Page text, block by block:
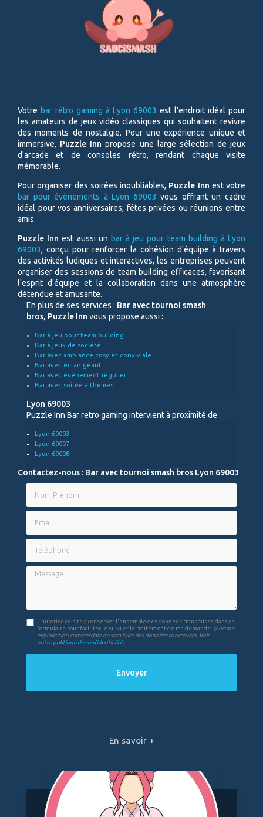
Votre bar rétro gaming à Lyon 69003 est l'endroit idéal pour
les amateurs de jeux vidéo classiques qui souhaitent revivre
des moments de nostalgie. Pour une expérience unique et
immersive, Puzzle Innpropose une large sélection de jeux
d'arcade et de consoles rétro, rendant chaque visite
mémorable.
Pour organiser des soirées inoubliables, Puzzle Inn est votre
bar pour évènements àLyon 69003 vous offrant un cadre
idéal pour vos anniversaires, fêtes privées ou réunions entre
amis.
Puzzle Innest aussi un bar à jeu pour team building à Lyon
69003, conçu pour renforcer la cohésion d'équipe à travers
des activités ludiques et interactives, les entreprises peuvent
organiser des sessions de team building efficaces, favorisant
l'esprit d'équipe et la collaboration dans une atmosphère
détendue et amusante.
En plus de ses services : Bar avec tournoi smash
bros, Puzzle Inn vous propose aussi :
Bar à jeu pour team building
Bar à jeux de société
Bar avec ambiance cosy et conviviale
Bar avec écran géant
Bar avec évènement régulier
Bar avec soirée à thèmes
Lyon 69003
Puzzle Inn Bar retro gaming intervient à proximité de :
Lyon 69003
Lyon 69007
Lyon 69008
Contactez-nous : Bar avec tournoi smash bros Lyon 69003
Message
J'autorise ce site à conserver l'ensemble des données transmises dans ce
formulaire pour faciliter le suivi et le traitement de ma demande. (Aucune
exploitation commerciale ne sera faite des données concervées. Voir
notrepolitique de confidentialité)
En savoir +